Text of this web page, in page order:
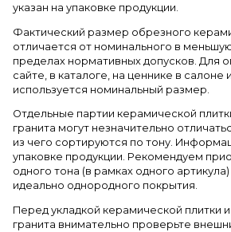
указан на упаковке продукции.
Фактический размер обрезного
отличается от номинального в
пределах нормативных допусков. Для
сайте, в каталоге, на ценнике в салоне
используется номинальный размер.
Отдельные партии керамической
гранита могут незначительно
из чего сортируются по тону.
упаковке продукции. Рекомендуем
одного тона (в рамках одного
идеально однородного покрытия.
Перед укладкой керамической плитки
гранита внимательно проверьте